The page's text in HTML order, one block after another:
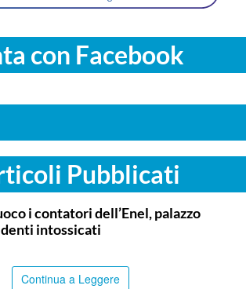
con Facebook
Pubblicati
i contatori dell’Enel, palazzo
intossicati
Continua a Leggere